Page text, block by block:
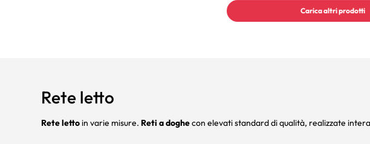
Carica altri prodotti
Rete letto
Rete lettoin varie misure. Reti a doghecon elevati standard di qualità, realizzate